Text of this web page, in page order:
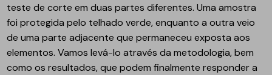
teste de corte em duas partes diferentes. Uma amostra
foi protegida pelo telhado verde, enquanto a outra veio
de uma parte adjacente que permaneceu exposta aos
elementos. Vamos levá-lo através da metodologia, bem
como os resultados, que podem finalmente responder a